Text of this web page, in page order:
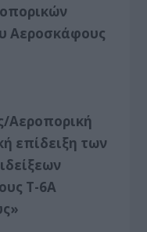
Αεροσκάφους
Αεροπορική
επίδειξη των
T-6A